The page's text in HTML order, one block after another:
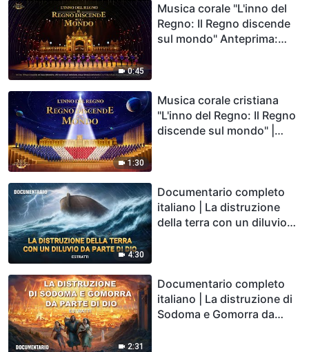
0:45
Musica corale "L'inno del
Regno: Il Regno discende
sul mondo" Anteprima:
1:30
Musica corale cristiana
"L'inno del Regno: Il Regno
discende sul mondo" |
4:30
Documentario completo
italiano | La distruzione
della terra con un diluvio
2:31
Documentario completo
italiano | La distruzione di
Sodoma e Gomorra da